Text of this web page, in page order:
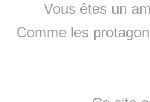
Vous êtes un
Comme les